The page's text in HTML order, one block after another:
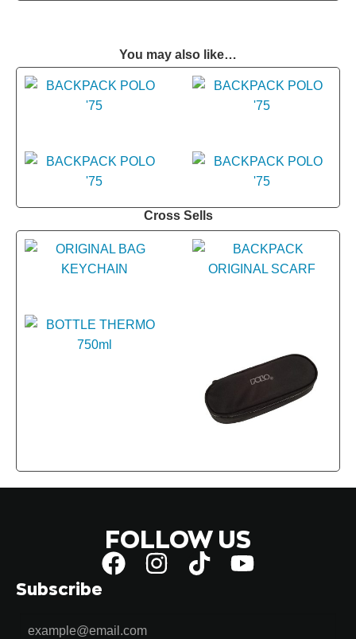
You may also like…
Cross Sells
FOLLOW US
Subscribe